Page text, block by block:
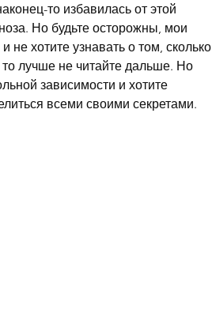
то избавилась от этой
Но будьте осторожны, мои
не хотите узнавать о том, сколько
то лучше не читайте дальше. Но
зависимости и хотите
всеми своими секретами.